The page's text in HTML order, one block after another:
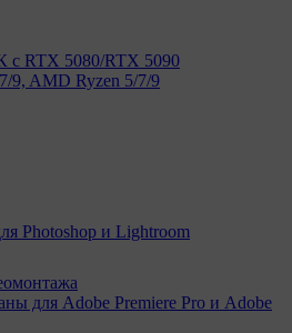
с RTX 5080/RTX 5090
9, AMD Ryzen 5/7/9
Photoshop и Lightroom
для Adobe Premiere Pro и Adobe